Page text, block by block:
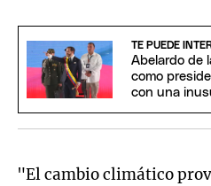
TE PUEDE
Abelardo de
como
con una
"El cambio climático